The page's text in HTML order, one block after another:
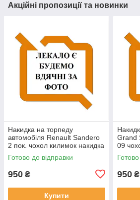
Акційні пропозиції та новинки
Накидка на торпеду
автомобіля Renault Sandero
2 пок. чохол килимок накидка
на панель приладів Рено
Сандеро
Готово до відправки
950 ₴
Купити
Grand
09
950 ₴